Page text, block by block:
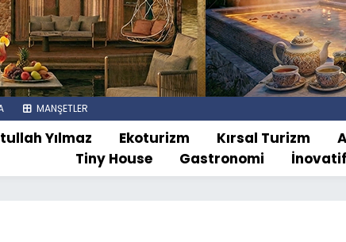
MANŞETLER
Yılmaz Ekoturizm Kırsal Turizm
Tiny House
Gastronomi